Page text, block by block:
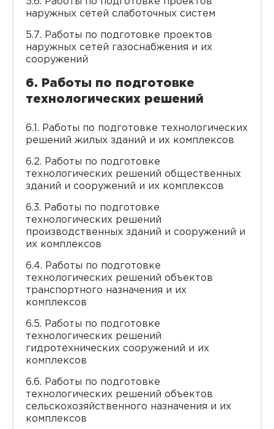
наружных сетей слаботочных систем
5.7. Работы по подготовке проектов
наружных сетей газоснабжения и их
сооружений
6. Работы по подготовке
технологических решений
6.1. Работы по подготовке технологических
решений жилых зданий и их комплексов
6.2. Работы по подготовке
технологических решений общественных
зданий и сооружений и их комплексов
6.3. Работы по подготовке
технологических решений
производственных зданий и сооружений и
их комплексов
6.4. Работы по подготовке
технологических решений объектов
транспортного назначения и их
комплексов
6.5. Работы по подготовке
технологических решений
гидротехнических сооружений и их
комплексов
6.6. Работы по подготовке
технологических решений объектов
сельскохозяйственного назначения и их
комплексов